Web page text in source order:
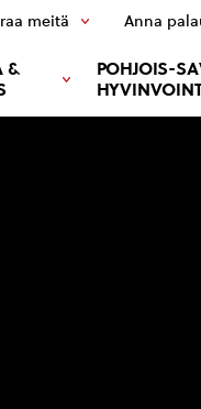
&
POHJOIS-
meitä Anna